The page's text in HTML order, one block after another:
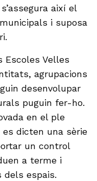
així el
i suposa
Escoles Velles
agrupacions
desenvolupar
puguin fer-ho.
en el ple
es dicten una sèrie
un control
a terme i
dels espais.